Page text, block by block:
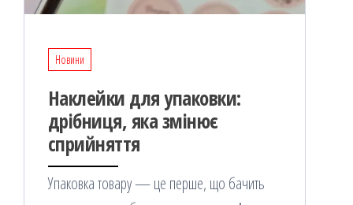
Новини
Наклейки для упаковки:
дрібниця, яка змінює
сприйняття
Упаковка товару — це перше, що бачить